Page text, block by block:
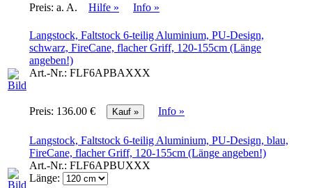
Preis: a. A. Hilfe » Info »
Langstock, Faltstock 6-teilig Aluminium, PU-Design,
schwarz, FireCane, flacher Griff, 120-155cm (Länge
angeben!)
Art.-Nr.: FLF6APBAXXX
Preis: 136.00 € Info »
Langstock, Faltstock 6-teilig Aluminium, PU-Design, blau,
FireCane, flacher Griff, 120-155cm (Länge angeben!)
Art.-Nr.: FLF6APBUXXX
Länge: